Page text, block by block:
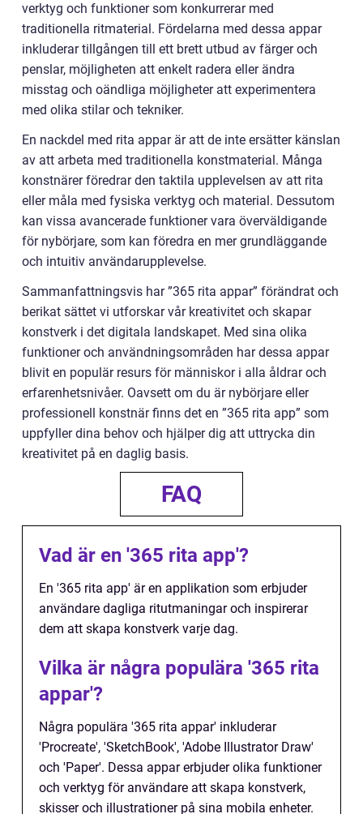
verktyg och funktioner som konkurrerar med
traditionella ritmaterial. Fördelarna med dessa appar
inkluderar tillgången till ett brett utbud av färger och
penslar, möjligheten att enkelt radera eller ändra
misstag och oändliga möjligheter att experimentera
med olika stilar och tekniker.
En nackdel med rita appar är att de inte ersätter känslan
av att arbeta med traditionella konstmaterial. Många
konstnärer föredrar den taktila upplevelsen av att rita
eller måla med fysiska verktyg och material. Dessutom
kan vissa avancerade funktioner vara överväldigande
för nybörjare, som kan föredra en mer grundläggande
och intuitiv användarupplevelse.
Sammanfattningsvis har ”365 rita appar” förändrat och
berikat sättet vi utforskar vår kreativitet och skapar
konstverk i det digitala landskapet. Med sina olika
funktioner och användningsområden har dessa appar
blivit en populär resurs för människor i alla åldrar och
erfarenhetsnivåer. Oavsett om du är nybörjare eller
professionell konstnär finns det en ”365 rita app” som
uppfyller dina behov och hjälper dig att uttrycka din
kreativitet på en daglig basis.
FAQ
Vad är en '365 rita app'?
En '365 rita app' är en applikation som erbjuder
användare dagliga ritutmaningar och inspirerar
dem att skapa konstverk varje dag.
Vilka är några populära '365 rita
appar'?
Några populära '365 rita appar' inkluderar
'Procreate', 'SketchBook', 'Adobe Illustrator Draw'
och 'Paper'. Dessa appar erbjuder olika funktioner
och verktyg för användare att skapa konstverk,
skisser och illustrationer på sina mobila enheter.